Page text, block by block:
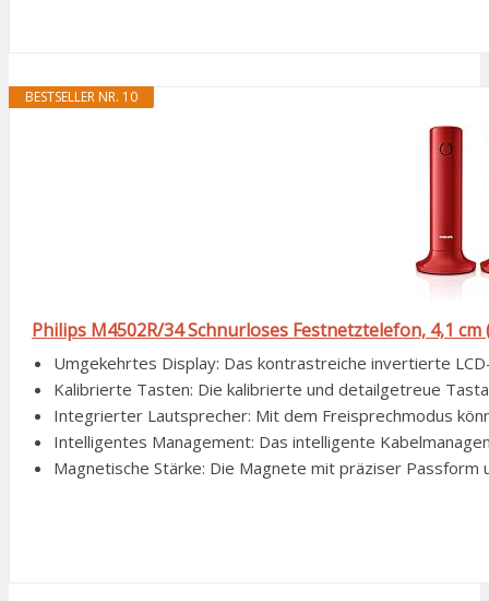
BESTSELLER NR. 10
Philips M4502R/34 Schnurloses Festnetztelefon, 4,1 cm
Umgekehrtes Display: Das kontrastreiche invertierte
Kalibrierte Tasten: Die kalibrierte und detailgetreue
Integrierter Lautsprecher: Mit dem Freisprechmodus
Intelligentes Management: Das intelligente
Magnetische Stärke: Die Magnete mit präziser